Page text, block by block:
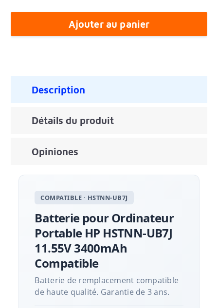
Ajouter au panier
Description
Détails du produit
Opiniones
COMPATIBLE · HSTNN-UB7J
Batterie pour Ordinateur
Portable HP HSTNN-UB7J
11.55V 3400mAh
Compatible
Batterie de remplacement compatible
de haute qualité. Garantie de 3 ans.